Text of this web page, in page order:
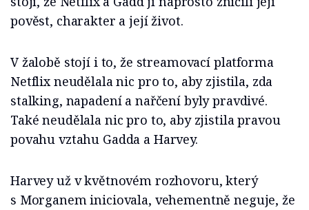
pověst, charakter a její život.
V žalobě stojí i to, že streamovací platforma
Netflix neudělala nic pro to, aby zjistila, zda
stalking, napadení a nařčení byly pravdivé.
Také neudělala nic pro to, aby zjistila pravou
povahu vztahu Gadda a Harvey.
Harvey už v květnovém rozhovoru, který
s Morganem iniciovala, vehementně neguje, že